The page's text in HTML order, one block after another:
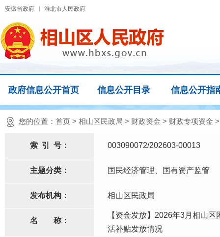
安徽省政府 淮北市人民政府
政府信息公开首页 信息公开目录 信息公开指
您的位置： 首页 > 相山区民政局 > 财政资金 > 财政专项资金
索 引 号： 003090072/202603-00013
主题分类： 国民经济管理、国有资产监管
发布机构： 相山区民政局
名 称：
【资金发放】2026年3月相山区
活补贴发放情况